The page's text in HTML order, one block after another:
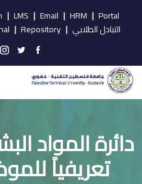
Portal
|
HRM
|
Email
|
LMS
|
التبادل الطلابي |
Repository
|
دائرة المواد
تعريفياً